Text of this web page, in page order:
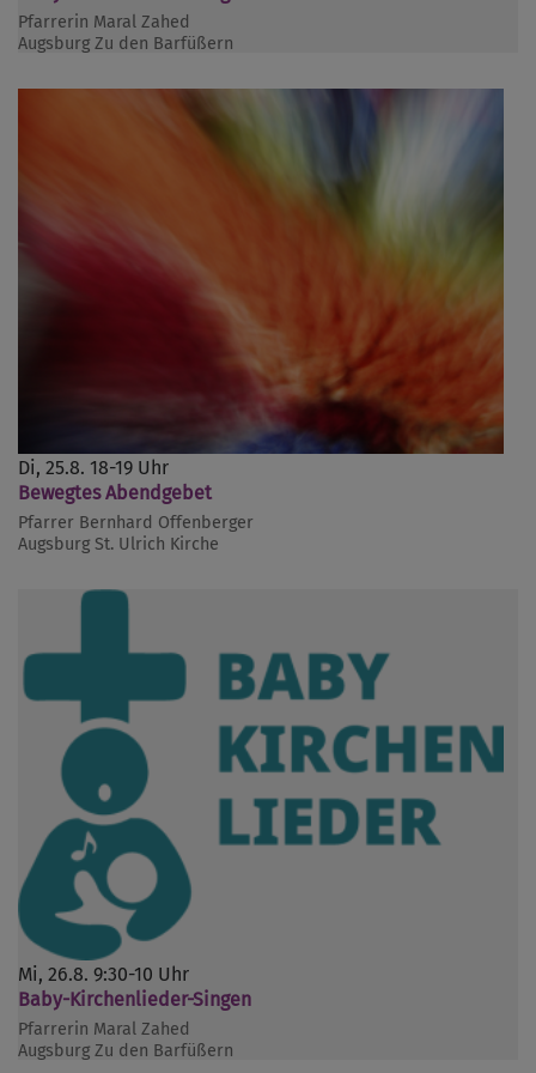
Pfarrerin Maral Zahed
Augsburg Zu den Barfüßern
Di, 25.8. 18-19 Uhr
Bewegtes Abendgebet
Pfarrer Bernhard Offenberger
Augsburg St. Ulrich Kirche
Mi, 26.8. 9:30-10 Uhr
Baby-Kirchenlieder-Singen
Pfarrerin Maral Zahed
Augsburg Zu den Barfüßern